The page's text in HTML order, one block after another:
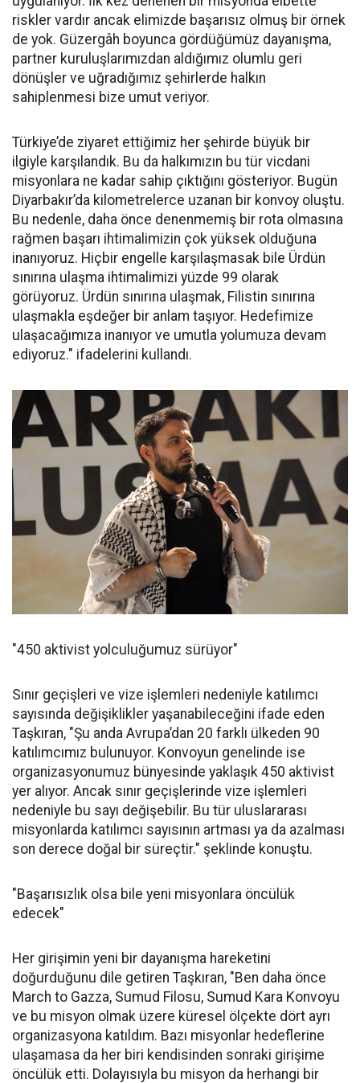
riskler vardır ancak elimizde başarısız olmuş bir örnek
de yok. Güzergâh boyunca gördüğümüz dayanışma,
partner kuruluşlarımızdan aldığımız olumlu geri
dönüşler ve uğradığımız şehirlerde halkın
sahiplenmesi bize umut veriyor.
Türkiye’de ziyaret ettiğimiz her şehirde büyük bir
ilgiyle karşılandık. Bu da halkımızın bu tür vicdani
misyonlara ne kadar sahip çıktığını gösteriyor. Bugün
Diyarbakır’da kilometrelerce uzanan bir konvoy oluştu.
Bu nedenle, daha önce denenmemiş bir rota olmasına
rağmen başarı ihtimalimizin çok yüksek olduğuna
inanıyoruz. Hiçbir engelle karşılaşmasak bile Ürdün
sınırına ulaşma ihtimalimizi yüzde 99 olarak
görüyoruz. Ürdün sınırına ulaşmak, Filistin sınırına
ulaşmakla eşdeğer bir anlam taşıyor. Hedefimize
ulaşacağımıza inanıyor ve umutla yolumuza devam
ediyoruz." ifadelerini kullandı.
"450 aktivist yolculuğumuz sürüyor"
Sınır geçişleri ve vize işlemleri nedeniyle katılımcı
sayısında değişiklikler yaşanabileceğini ifade eden
Taşkıran, "Şu anda Avrupa’dan 20 farklı ülkeden 90
katılımcımız bulunuyor. Konvoyun genelinde ise
organizasyonumuz bünyesinde yaklaşık 450 aktivist
yer alıyor. Ancak sınır geçişlerinde vize işlemleri
nedeniyle bu sayı değişebilir. Bu tür uluslararası
misyonlarda katılımcı sayısının artması ya da azalması
son derece doğal bir süreçtir." şeklinde konuştu.
"Başarısızlık olsa bile yeni misyonlara öncülük
edecek"
Her girişimin yeni bir dayanışma hareketini
doğurduğunu dile getiren Taşkıran, "Ben daha önce
March to Gazza, Sumud Filosu, Sumud Kara Konvoyu
ve bu misyon olmak üzere küresel ölçekte dört ayrı
organizasyona katıldım. Bazı misyonlar hedeflerine
ulaşamasa da her biri kendisinden sonraki girişime
öncülük etti. Dolayısıyla bu misyon da herhangi bir